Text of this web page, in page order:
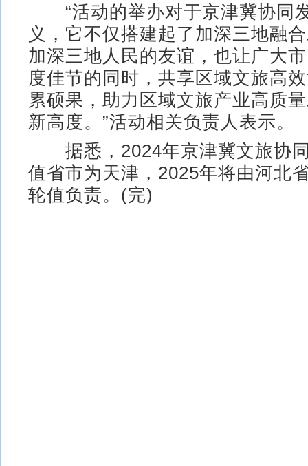
“活动的举办对于京津冀协同
义，它不仅搭建起了加深三地融
加深三地人民的友谊，也让广大
度佳节的同时，共享区域文旅高
累硕果，助力区域文旅产业高质
新高度。”活动相关负责人表示。
据悉，2024年京津冀文旅协
值省市为天津，2025年将由河北
轮值负责。(完)